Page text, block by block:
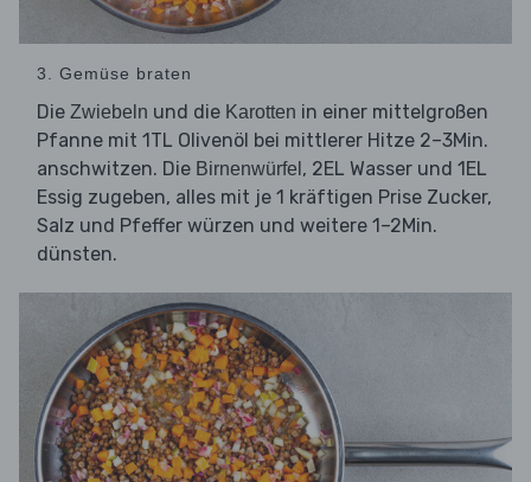
3. Gemüse braten
Die Zwiebeln und die Karotten in einer mittelgroßen
Pfanne mit 1TL Olivenöl bei mittlerer Hitze 2–3Min.
anschwitzen. Die Birnenwürfel , 2EL Wasser und 1EL
Essig zugeben, alles mit je 1 kräftigen Prise Zucker,
Salz und Pfeffer würzen und weitere 1–2Min.
dünsten.